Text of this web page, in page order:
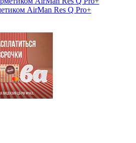
AirMan Res Q Pro+